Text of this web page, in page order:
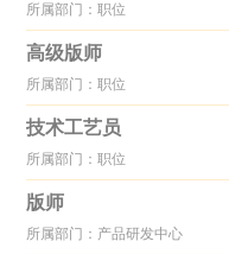
所属部门：职位
高级版师
所属部门：职位
技术工艺员
所属部门：职位
版师
所属部门：产品研发中心